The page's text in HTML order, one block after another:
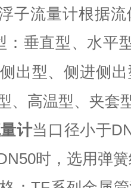
子流量计根据
： 垂直型 、水平
出型、侧进侧
、高温型、夹套
计当口径小于
时，选用弹